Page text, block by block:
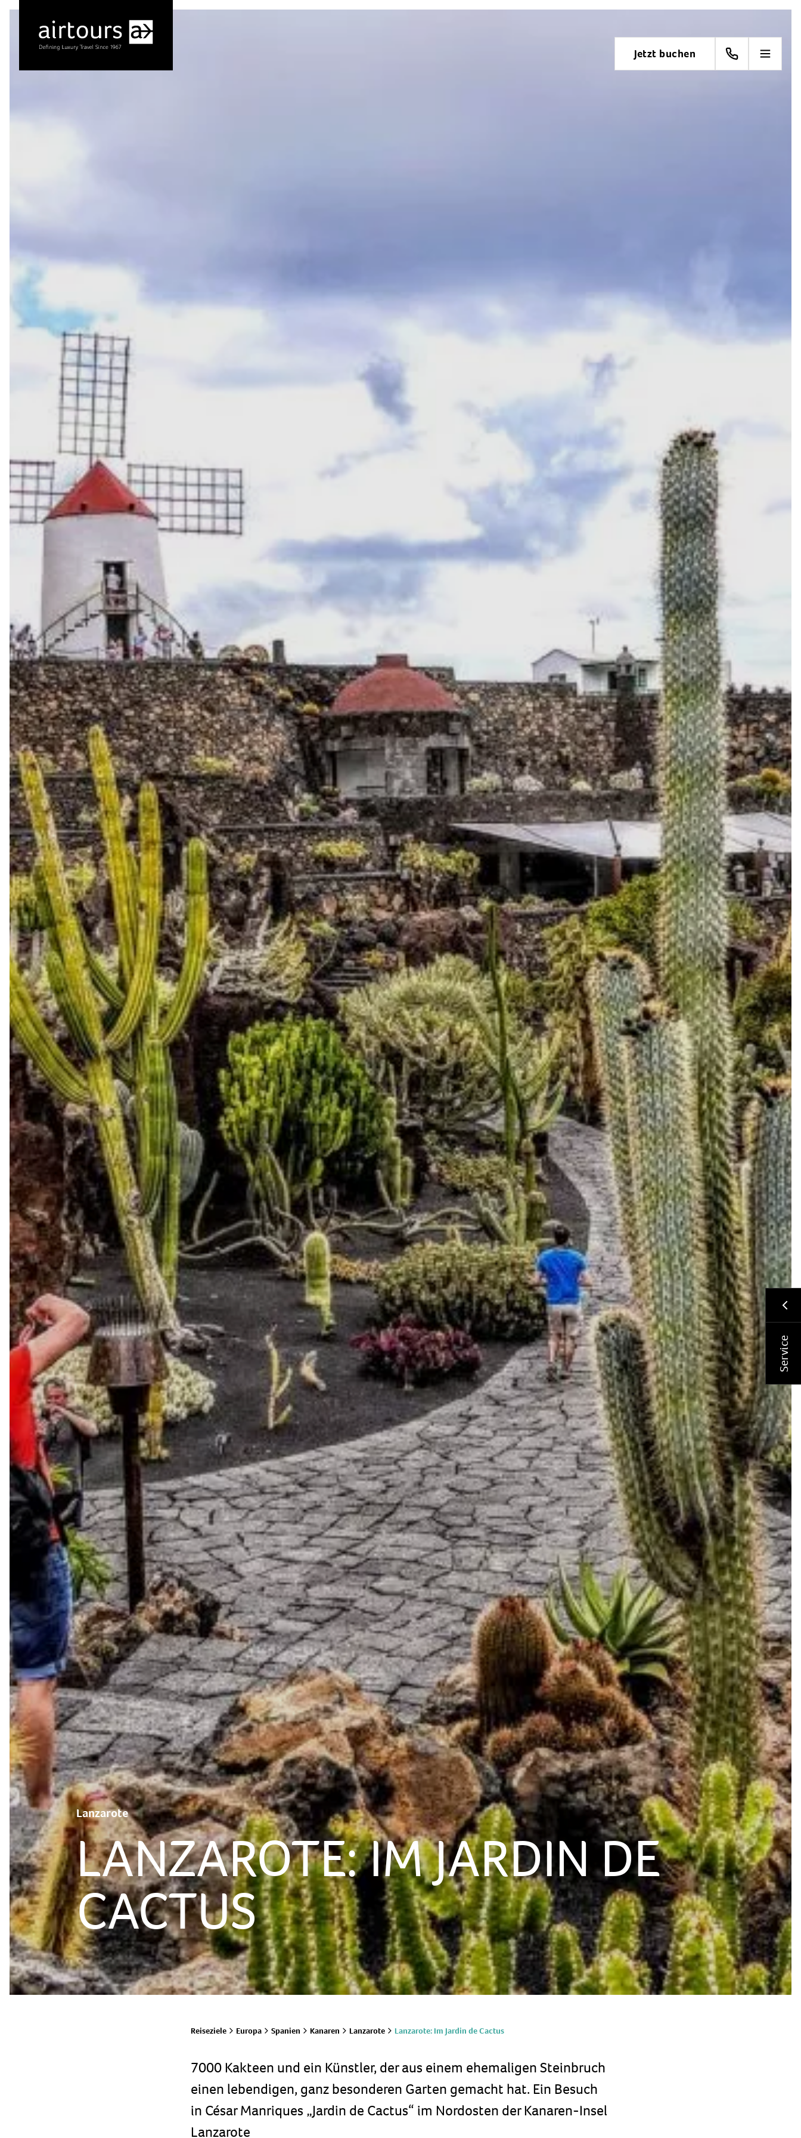
Jetzt buchen
Service
Lanzarote
LANZAROTE: IM JARDIN DE
CACTUS
Reiseziele Europa Spanien Kanaren Lanzarote Lanzarote: Im Jardin de Cactus
7000 Kakteen und ein Künstler, der aus einem ehemaligen Steinbruch
einen lebendigen, ganz besonderen Garten gemacht hat. Ein Besuch
in César Manriques „Jardin de Cactus“ im Nordosten der Kanaren-Insel
Lanzarote